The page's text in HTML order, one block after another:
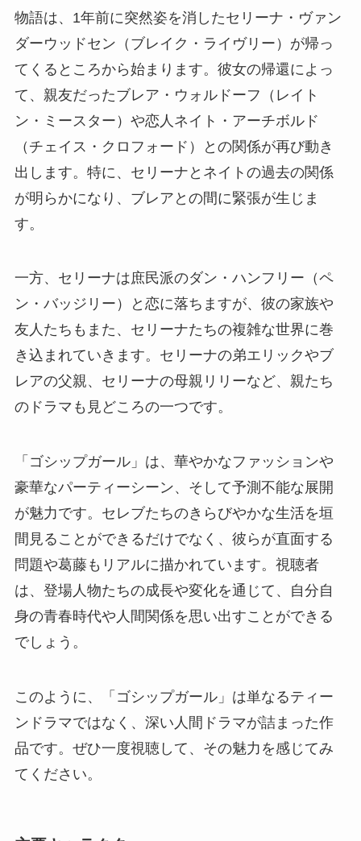
物語は、1年前に突然姿を消したセリーナ・ヴァン
ダーウッドセン（ブレイク・ライヴリー）が帰っ
てくるところから始まります。彼女の帰還によっ
て、親友だったブレア・ウォルドーフ（レイト
ン・ミースター）や恋人ネイト・アーチボルド
（チェイス・クロフォード）との関係が再び動き
出します。特に、セリーナとネイトの過去の関係
が明らかになり、ブレアとの間に緊張が生じま
す。
一方、セリーナは庶民派のダン・ハンフリー（ペ
ン・バッジリー）と恋に落ちますが、彼の家族や
友人たちもまた、セリーナたちの複雑な世界に巻
き込まれていきます。セリーナの弟エリックやブ
レアの父親、セリーナの母親リリーなど、親たち
のドラマも見どころの一つです。
「ゴシップガール」は、華やかなファッションや
豪華なパーティーシーン、そして予測不能な展開
が魅力です。セレブたちのきらびやかな生活を垣
間見ることができるだけでなく、彼らが直面する
問題や葛藤もリアルに描かれています。視聴者
は、登場人物たちの成長や変化を通じて、自分自
身の青春時代や人間関係を思い出すことができる
でしょう。
このように、「ゴシップガール」は単なるティー
ンドラマではなく、深い人間ドラマが詰まった作
品です。ぜひ一度視聴して、その魅力を感じてみ
てください。